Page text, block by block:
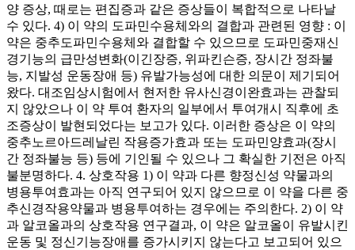
양 증상, 때로는 편집증과 같은 증상들이 복합적으로 나타날
수 있다. 4) 이 약의 도파민수용체와의 결합과 관련된 영향 : 이
약은 중추도파민수용체와 결합할 수 있으므로 도파민중재신
경기능의 급만성변화(이긴장증, 위파킨슨증, 장시간 정좌불
능, 지발성 운동장애 등) 유발가능성에 대한 의문이 제기되어
왔다. 대조임상시험에서 현저한 유사신경이완효과는 관찰되
지 않았으나 이 약 투여 환자의 일부에서 투여개시 직후에 초
조증상이 발현되었다는 보고가 있다. 이러한 증상은 이 약의
중추노르아드레날린 작용증가효과 또는 도파민양효과(장시
간 정좌불능 등) 등에 기인될 수 있으나 그 확실한 기전은 아직
불분명하다. 4. 상호작용 1) 이 약과 다른 향정신성 약물과의
병용투여효과는 아직 연구되어 있지 않으므로 이 약을 다른 중
추신경작용약물과 병용투여하는 경우에는 주의한다. 2) 이 약
과 알코올과의 상호작용 연구결과, 이 약은 알코올이 유발시킨
운동 및 정신기능장애를 증가시키지 않는다고 보고되어 있으